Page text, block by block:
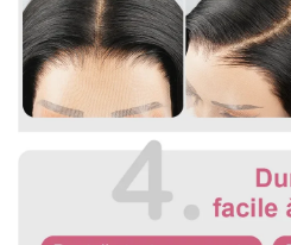
centre du bonnet de perruque ou
jusqu'à la mèche de cheveux la
Pour les perruques bouclées et
cheveux avant de les mesurer.
perruque jusqu'à l'extrémité des
Pour toute question, n'hésitez